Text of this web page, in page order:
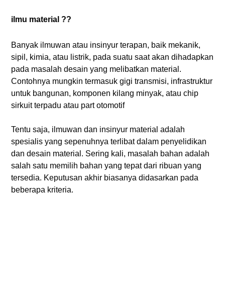
ilmu material ??
Banyak ilmuwan atau insinyur terapan, baik mekanik,
sipil, kimia, atau listrik, pada suatu saat akan dihadapkan
pada masalah desain yang melibatkan material.
Contohnya mungkin termasuk gigi transmisi, infrastruktur
untuk bangunan, komponen kilang minyak, atau chip
sirkuit terpadu atau part otomotif
Tentu saja, ilmuwan dan insinyur material adalah
spesialis yang sepenuhnya terlibat dalam penyelidikan
dan desain material. Sering kali, masalah bahan adalah
salah satu memilih bahan yang tepat dari ribuan yang
tersedia. Keputusan akhir biasanya didasarkan pada
beberapa kriteria.